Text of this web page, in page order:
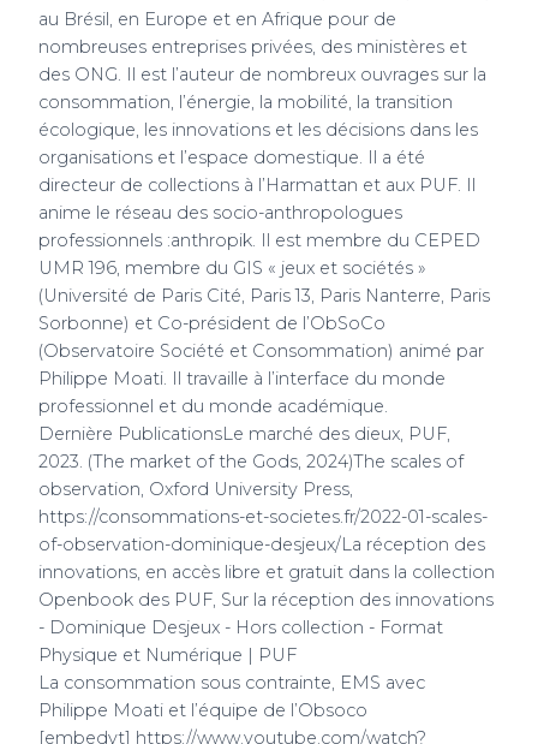
au Brésil, en Europe et en Afrique pour de
nombreuses entreprises privées, des ministères et
des ONG. Il est l’auteur de nombreux ouvrages sur la
consommation, l’énergie, la mobilité, la transition
écologique, les innovations et les décisions dans les
organisations et l’espace domestique. Il a été
directeur de collections à l’Harmattan et aux PUF. Il
anime le réseau des socio-anthropologues
professionnels :anthropik. Il est membre du CEPED
UMR 196, membre du GIS « jeux et sociétés »
(Université de Paris Cité, Paris 13, Paris Nanterre, Paris
Sorbonne) et Co-président de l’ObSoCo
(Observatoire Société et Consommation) animé par
Philippe Moati. Il travaille à l’interface du monde
professionnel et du monde académique.
Dernière PublicationsLe marché des dieux, PUF,
2023. (The market of the Gods, 2024)The scales of
observation, Oxford University Press,
https://consommations-et-societes.fr/2022-01-scales-
of-observation-dominique-desjeux/La réception des
innovations, en accès libre et gratuit dans la collection
Openbook des PUF, Sur la réception des innovations
- Dominique Desjeux - Hors collection - Format
Physique et Numérique | PUF
La consommation sous contrainte, EMS avec
Philippe Moati et l’équipe de l’Obsoco
[embedyt] https://www.youtube.com/watch?